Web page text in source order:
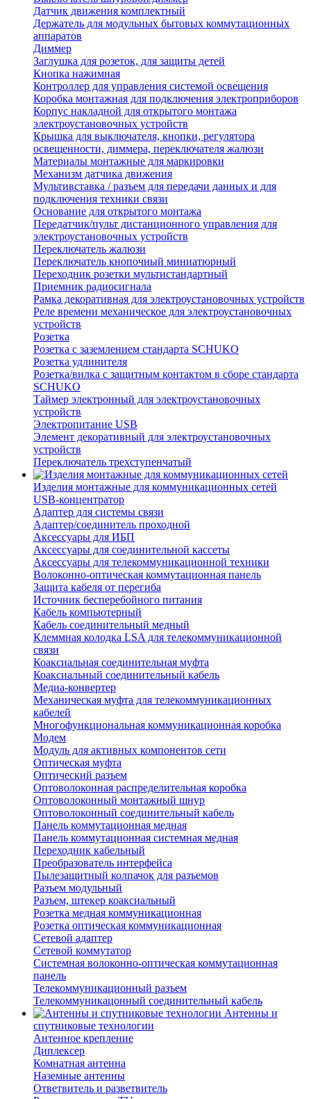
Датчик движения комплектный
Держатель для модульных бытовых коммутационных
аппаратов
Диммер
Заглушка для розеток, для защиты детей
Кнопка нажимная
Контроллер для управления системой освещения
Коробка монтажная для подключения электроприборов
Корпус накладной для открытого монтажа
электроустановочных устройств
Крышка для выключателя, кнопки, регулятора
освещенности, диммера, переключателя жалюзи
Материалы монтажные для маркировки
Механизм датчика движения
Мультивставка / разъем для передачи данных и для
подключения техники связи
Основание для открытого монтажа
Передатчик/пульт дистанционного управления для
электроустановочных устройств
Переключатель жалюзи
Переключатель кнопочный миниатюрный
Переходник розетки мультистандартный
Приемник радиосигнала
Рамка декоративная для электроустановочных устройств
Реле времени механическое для электроустановочных
устройств
Розетка
Розетка с заземлением стандарта SCHUKO
Розетка удлинителя
Розетка/вилка с защитным контактом в сборе стандарта
SCHUKO
Таймер электронный для электроустановочных
устройств
Электропитание USB
Элемент декоративный для электроустановочных
устройств
Переключатель трехступенчатый
Изделия монтажные для коммуникационных сетей
USB-концентратор
Адаптер для системы связи
Адаптер/соединитель проходной
Аксессуары для ИБП
Аксессуары для соединительной кассеты
Аксессуары для телекоммуникационной техники
Волоконно-оптическая коммутационная панель
Защита кабеля от перегиба
Источник бесперебойного питания
Кабель компьютерный
Кабель соединительный медный
Клеммная колодка LSA для телекоммуникационной
связи
Коаксиальная соединительная муфта
Коаксиальный соединительный кабель
Медиа-конвертер
Механическая муфта для телекоммуникационных
кабелей
Многофункциональная коммуникационная коробка
Модем
Модуль для активных компонентов сети
Оптическая муфта
Оптический разъем
Оптоволоконная распределительная коробка
Оптоволоконный монтажный шнур
Оптоволоконный соединительный кабель
Панель коммутационная медная
Панель коммутационная системная медная
Переходник кабельный
Преобразователь интерфейса
Пылезащитный колпачок для разъемов
Разъем модульный
Разъем, штекер коаксиальный
Розетка медная коммуникационная
Розетка оптическая коммуникационная
Сетевой адаптер
Сетевой коммутатор
Системная волоконно-оптическая коммутационная
панель
Телекоммуникационный разъем
Телекоммуникацонный соединительный кабель
Антенны и
спутниковые технологии
Антенное крепление
Диплексер
Комнатная антенна
Наземные антенны
Ответвитель и разветвитель